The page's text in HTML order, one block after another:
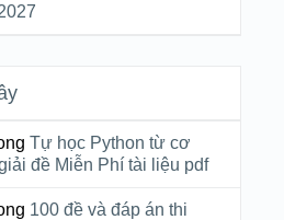
Tự học Python từ cơ
đề Miễn Phí tài liệu pdf
100 đề và đáp án thi